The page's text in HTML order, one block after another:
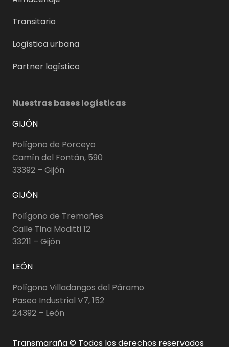
Transitario
Logística urbana
Partner logístico
Nuestras bases logísticas
GIJÓN
Polígono de Porceyo
Camín del Fontán, 590
33392 – Gijón
GIJÓN
Polígono de Tremañes
Calle Tina Moditti 12
33211 – Gijón
LEÓN
Polígono Villadangos del Páramo
Paseo Industrial V7, 152
24392 – León
Transmaraña © Todos los derechos reservados